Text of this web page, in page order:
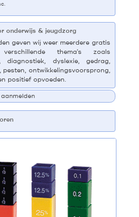
onderwijs & jeugdzorg
geven wij weer meerdere gratis
thema's zoals
diagnostiek, dyslexie, gedrag,
pesten, ontwikkelingsvoorsprong,
positief opvoeden.